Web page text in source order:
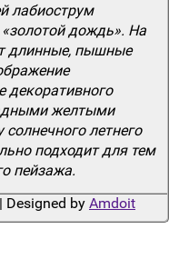
лабиострум
дождь». На
длинные, пышные
декоративного
желтыми
летнего
подходит для тем
пейзажа.
Designed by Amdoit